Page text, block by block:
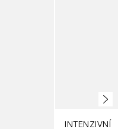
INTENZIVNÍ